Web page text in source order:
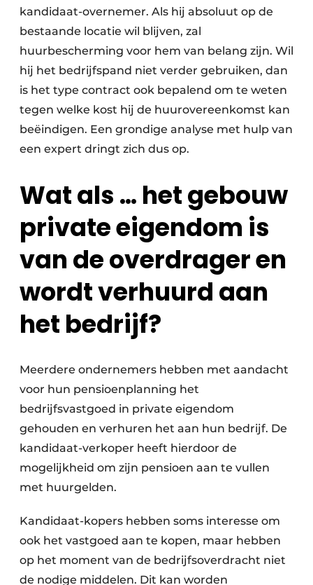
kandidaat-overnemer. Als hij absoluut op de
bestaande locatie wil blijven, zal
huurbescherming voor hem van belang zijn. Wil
hij het bedrijfspand niet verder gebruiken, dan
is het type contract ook bepalend om te weten
tegen welke kost hij de huurovereenkomst kan
beëindigen. Een grondige analyse met hulp van
een expert dringt zich dus op.
Wat als … het gebouw
private eigendom is
van de overdrager en
wordt verhuurd aan
het bedrijf?
Meerdere ondernemers hebben met aandacht
voor hun pensioenplanning het
bedrijfsvastgoed in private eigendom
gehouden en verhuren het aan hun bedrijf. De
kandidaat-verkoper heeft hierdoor de
mogelijkheid om zijn pensioen aan te vullen
met huurgelden.
Kandidaat-kopers hebben soms interesse om
ook het vastgoed aan te kopen, maar hebben
op het moment van de bedrijfsoverdracht niet
de nodige middelen. Dit kan worden